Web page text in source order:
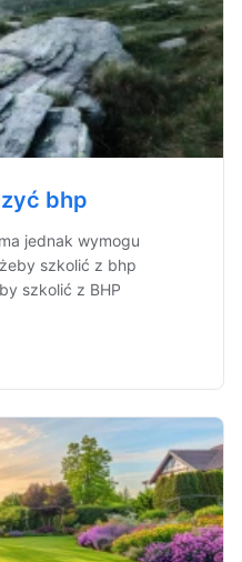
bhp
jednak wymogu
szkolić z bhp
szkolić z BHP